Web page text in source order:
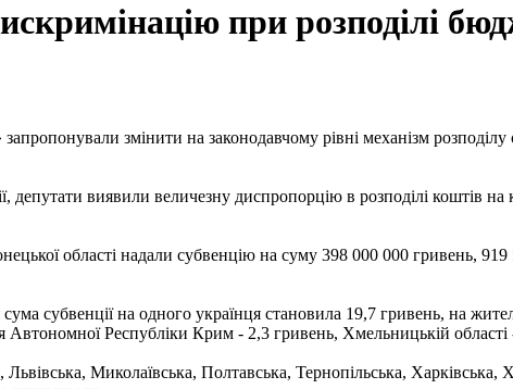
при розподілі
змінити на законодавчому рівні механізм
депутати виявили величезну диспропорцію в розподілі коштів
області надали субвенцію на суму 398 000 000 гривень,
субвенції на одного українця становила 19,7 гривень, на
Автономної Республіки Крим - 2,3 гривень, Хмельницькій
Миколаївська, Полтавська, Тернопільська, Харківська,